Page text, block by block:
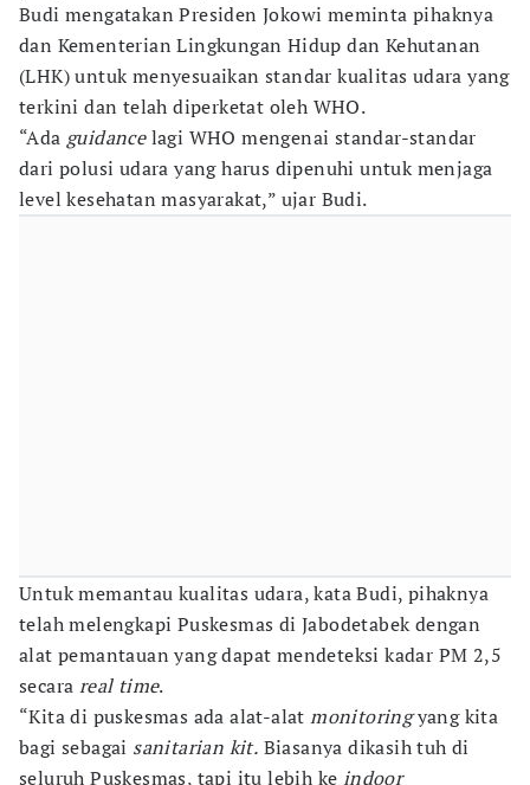
Budi mengatakan Presiden Jokowi meminta pihaknya
dan Kementerian Lingkungan Hidup dan Kehutanan
(LHK) untuk menyesuaikan standar kualitas udara yang
terkini dan telah diperketat oleh WHO.
“Ada guidancelagi WHO mengenai standar-standar
dari polusi udara yang harus dipenuhi untuk menjaga
level kesehatan masyarakat,” ujar Budi.
Untuk memantau kualitas udara, kata Budi, pihaknya
telah melengkapi Puskesmas di Jabodetabek dengan
alat pemantauan yang dapat mendeteksi kadar PM 2,5
secara real time.
“Kita di puskesmas ada alat-alatmonitoringyang kita
bagi sebagai sanitarian kit. Biasanya dikasih tuh di
seluruh Puskesmas, tapi itu lebih ke indoor